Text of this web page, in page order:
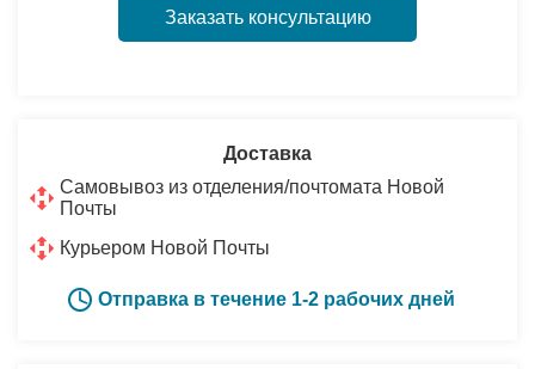
Заказать консультацию
Доставка
Самовывоз из отделения/почтомата Новой
Почты
Курьером Новой Почты
Отправка в течение 1-2 рабочих дней